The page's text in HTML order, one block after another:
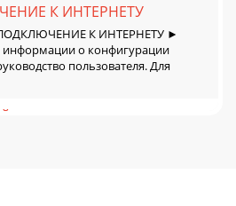
К ИНТЕРНЕТУ
К ИНТЕРНЕТУ ►
о конфигурации
пользователя. Для
ARCHOS